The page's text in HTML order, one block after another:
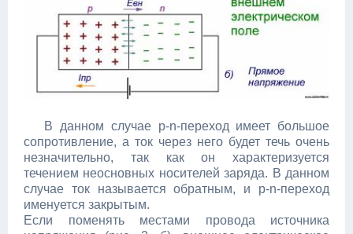
В данном случае p-n-переход имеет большое
сопротивление, а ток через него будет течь очень
незначительно, так как он характеризуется
течением неосновных носителей заряда. В данном
случае ток называется обратным, и p-n-переход
именуется закрытым.
Если поменять местами провода источника